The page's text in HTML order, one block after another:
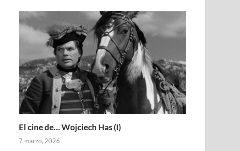
El cine de… Wojciech Has (I)
7 marzo, 2026